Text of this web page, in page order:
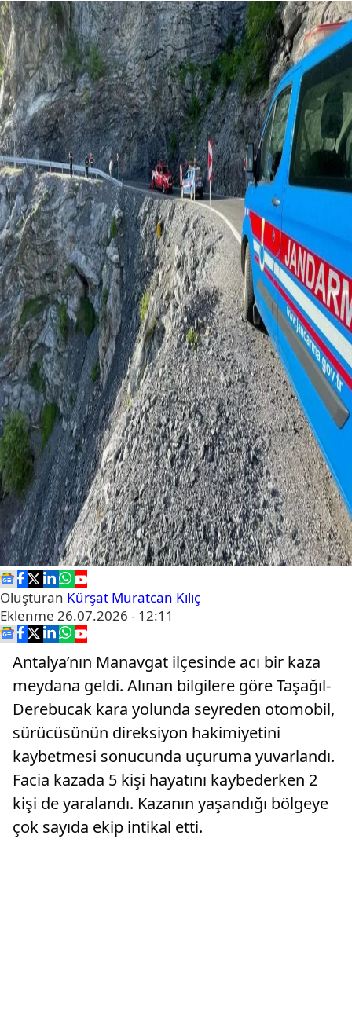
Oluşturan Kürşat Muratcan Kılıç
Eklenme 26.07.2026 - 12:11
Antalya’nın Manavgat ilçesinde acı bir kaza
meydana geldi. Alınan bilgilere göre Taşağıl-
Derebucak kara yolunda seyreden otomobil,
sürücüsünün direksiyon hakimiyetini
kaybetmesi sonucunda uçuruma yuvarlandı.
Facia kazada 5 kişi hayatını kaybederken 2
kişi de yaralandı. Kazanın yaşandığı bölgeye
çok sayıda ekip intikal etti.